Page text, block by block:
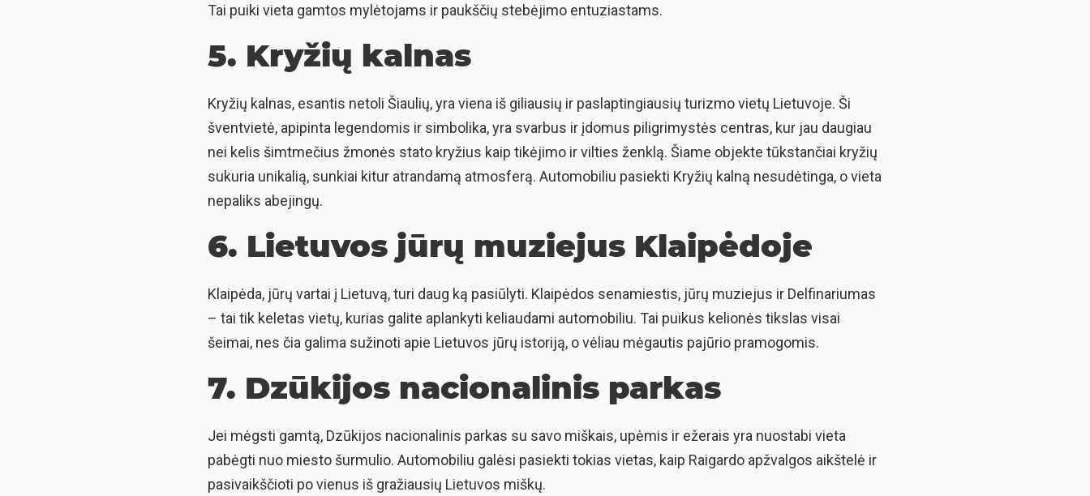
Tai puiki vieta gamtos mylėtojams ir paukščių stebėjimo entuziastams.
5. Kryžių kalnas
Kryžių kalnas, esantis netoli Šiaulių, yra viena iš giliausių ir paslaptingiausių turizmo vietų Lietuvoje. Ši
šventvietė, apipinta legendomis ir simbolika, yra svarbus ir įdomus piligrimystės centras, kur jau daugiau
nei kelis šimtmečius žmonės stato kryžius kaip tikėjimo ir vilties ženklą. Šiame objekte tūkstančiai kryžių
sukuria unikalią, sunkiai kitur atrandamą atmosferą. Automobiliu pasiekti Kryžių kalną nesudėtinga, o vieta
nepaliks abejingų.
6. Lietuvos jūrų muziejus Klaipėdoje
Klaipėda, jūrų vartai į Lietuvą, turi daug ką pasiūlyti. Klaipėdos senamiestis, jūrų muziejus ir Delfinariumas
– tai tik keletas vietų, kurias galite aplankyti keliaudami automobiliu. Tai puikus kelionės tikslas visai
šeimai, nes čia galima sužinoti apie Lietuvos jūrų istoriją, o vėliau mėgautis pajūrio pramogomis.
7. Dzūkijos nacionalinis parkas
Jei mėgsti gamtą, Dzūkijos nacionalinis parkas su savo miškais, upėmis ir ežerais yra nuostabi vieta
pabėgti nuo miesto šurmulio. Automobiliu galėsi pasiekti tokias vietas, kaip Raigardo apžvalgos aikštelė ir
pasivaikščioti po vienus iš gražiausių Lietuvos miškų.